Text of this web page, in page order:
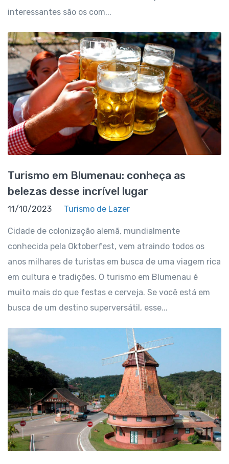
interessantes são os com...
Turismo em Blumenau: conheça as
belezas desse incrível lugar
11/10/2023 Turismo de Lazer
Cidade de colonização alemã, mundialmente
conhecida pela Oktoberfest, vem atraindo todos os
anos milhares de turistas em busca de uma viagem rica
em cultura e tradições. O turismo em Blumenau é
muito mais do que festas e cerveja. Se você está em
busca de um destino superversátil, esse...